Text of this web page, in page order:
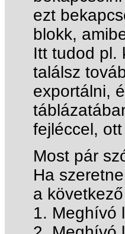
ezt
blokk,
Itt tudod pl.
találsz
exportálni,
fejléccel,
Most pár
Ha
a
1. Meghívó